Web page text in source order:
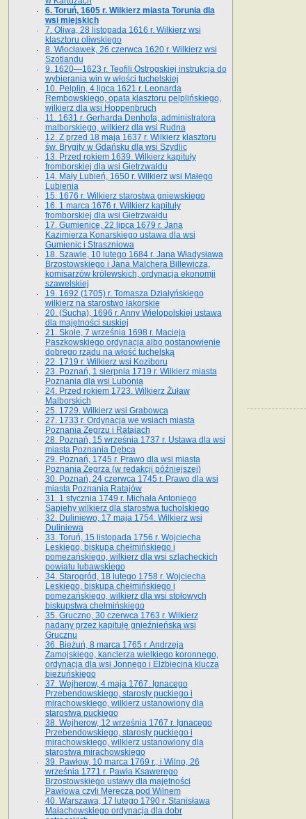
6. Toruń, 1605 r. Wilkierz miasta Torunia dla
wsi miejskich
7. Oliwa, 28 listopada 1616 r. Wilkierz wsi
klasztoru oliwskiego
8. Włocławek, 26 czerwca 1620 r. Wilkierz wsi
Szotlandu
9. 1620—1623 r. Teofili Ostrogskiej instrukcja do
wybierania win w włości tuchelskiej
10. Pelplin, 4 lipca 1621 r. Leonarda
Rembowskiego, opata klasztoru pelplińskiego,
wilkierz dla wsi Hoppenbruch
11. 1631 r. Gerharda Denhofa, administratora
malborskiego, wilkierz dla wsi Rudna
12. Z przed 18 maja 1637 r. Wilkierz klasztoru
św. Brygity w Gdańsku dla wsi Szydlic
13. Przed rokiem 1639. Wilkierz kapituły
fromborskiej dla wsi Gietrzwałdu
14. Mały Lubień, 1650 r. Wilkierz wsi Małego
Lubienia
15. 1676 r. Wilkierz starostwa gniewskiego
16. 1 marca 1676 r. Wilkierz kapituły
fromborskiej dla wsi Gietrzwałdu
17. Gumienice, 22 lipca 1679 r. Jana
Kazimierza Konarskiego ustawa dla wsi
Gumienic i Straszniowa
18. Szawle, 10 lutego 1684 r. Jana Władysława
Brzostowskiego i Jana Malchera Billewicza,
komisarzów królewskich, ordynacja ekonomji
szawelskiej
19. 1692 (1705) r. Tomasza Działyńskiego
wilkierz na starostwo łąkorskie
20. (Sucha), 1696 r. Anny Wielopolskiej ustawa
dla majętności suskiej
21. Skole, 7 września 1698 r. Macieja
Paszkowskiego ordynacja albo postanowienie
dobrego rządu na włość tuchelską
22. 1719 r. Wilkierz wsi Koziboru
23. Poznań, 1 sierpnia 1719 r. Wilkierz miasta
Poznania dla wsi Lubonia
24. Przed rokiem 1723. Wilkierz Żuław
Malborskich
25. 1729. Wilkierz wsi Grabowca
27. 1733 r. Ordynacja we wsiach miasta
Poznania Zegrzu i Ratajach
28. Poznań, 15 września 1737 r. Ustawa dla wsi
miasta Poznania Dębca
29. Poznań, 1745 r. Prawo dla wsi miasta
Poznania Zegrza (w redakcji późniejszej)
30. Poznań, 24 czerwca 1745 r. Prawo dla wsi
miasta Poznania Ratajów
31. 1 stycznia 1749 r. Michała Antoniego
Sapiehy wilkierz dla starostwa tucholskiego
32. Duliniewo, 17 maja 1754. Wilkierz wsi
Duliniewa
33. Toruń, 15 listopada 1756 r. Wojciecha
Leskiego, biskupa chełmińskiego i
pomezańskiego, wilkierz dla wsi szlacheckich
powiatu lubawskiego
34. Starogród, 18 lutego 1758 r. Wojciecha
Leskiego, biskupa chełmińskiego i
pomezańskiego, wilkierz dla wsi stołowych
biskupstwa chełmińskiego
35. Gruczno, 30 czerwca 1763 r. Wilkierz
nadany przez kapitułę gnieźnieńską wsi
Grucznu
36. Bieżuń, 8 marca 1765 r. Andrzeja
Zamojskiego, kanclerza wielkiego koronnego,
ordynacja dla wsi Jonnego i Elżbiecina klucza
bieżuńskiego
37. Wejherow, 4 maja 1767. Ignacego
Przebendowskiego, starosty puckiego i
mirachowskiego, wilkierz ustanowiony dla
starostwa puckiego
38. Wejherow, 12 września 1767 r. Ignacego
Przebendowskiego, starosty puckiego i
mirachowskiego, wilkierz ustanowiony dla
starostwa mirachowskiego
39. Pawłow, 10 marca 1769 r., i Wilno, 26
września 1771 r. Pawła Ksawerego
Brzostowskiego ustawy dla majętności
Pawłowa czyli Merecza pod Wilnem
40. Warszawa, 17 lutego 1790 r. Stanisława
Małachowskiego ordynacja dla dobr